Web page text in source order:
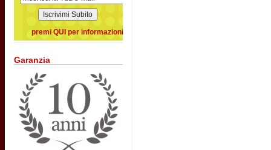
premi QUI per informazioni
Garanzia